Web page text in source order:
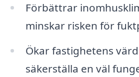
Förbättrar
minskar risken för
Ökar fastighetens
säkerställa en väl